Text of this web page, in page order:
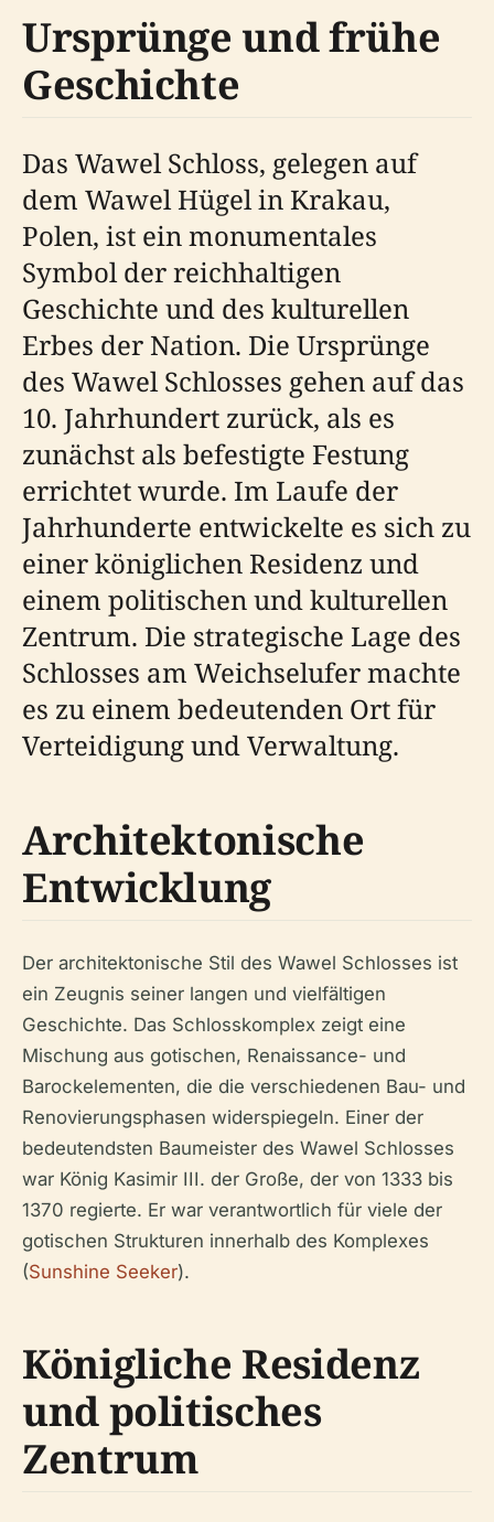
Ursprünge und frühe
Geschichte
Das Wawel Schloss, gelegen auf
dem Wawel Hügel in Krakau,
Polen, ist ein monumentales
Symbol der reichhaltigen
Geschichte und des kulturellen
Erbes der Nation. Die Ursprünge
des Wawel Schlosses gehen auf das
10. Jahrhundert zurück, als es
zunächst als befestigte Festung
errichtet wurde. Im Laufe der
Jahrhunderte entwickelte es sich zu
einer königlichen Residenz und
einem politischen und kulturellen
Zentrum. Die strategische Lage des
Schlosses am Weichselufer machte
es zu einem bedeutenden Ort für
Verteidigung und Verwaltung.
Architektonische
Entwicklung
Der architektonische Stil des Wawel Schlosses ist
ein Zeugnis seiner langen und vielfältigen
Geschichte. Das Schlosskomplex zeigt eine
Mischung aus gotischen, Renaissance- und
Barockelementen, die die verschiedenen Bau- und
Renovierungsphasen widerspiegeln. Einer der
bedeutendsten Baumeister des Wawel Schlosses
war König Kasimir III. der Große, der von 1333 bis
1370 regierte. Er war verantwortlich für viele der
gotischen Strukturen innerhalb des Komplexes
(Sunshine Seeker).
Königliche Residenz
und politisches
Zentrum